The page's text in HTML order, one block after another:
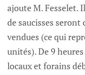
ajoute M. Fesselet.
de saucisses seront
vendues (ce qui
unités). De 9
locaux et forains